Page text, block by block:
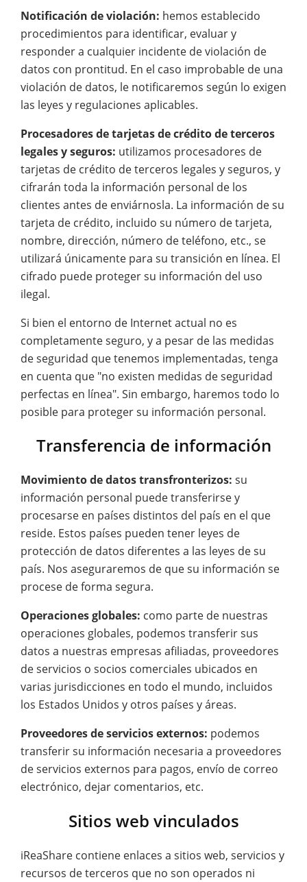
Notificación de violación: hemos establecido
procedimientos para identificar, evaluar y
responder a cualquier incidente de violación de
datos con prontitud. En el caso improbable de una
violación de datos, le notificaremos según lo exigen
las leyes y regulaciones aplicables.
Procesadores de tarjetas de crédito de terceros
legales y seguros: utilizamos procesadores de
tarjetas de crédito de terceros legales y seguros, y
cifrarán toda la información personal de los
clientes antes de enviárnosla. La información de su
tarjeta de crédito, incluido su número de tarjeta,
nombre, dirección, número de teléfono, etc., se
utilizará únicamente para su transición en línea. El
cifrado puede proteger su información del uso
ilegal.
Si bien el entorno de Internet actual no es
completamente seguro, y a pesar de las medidas
de seguridad que tenemos implementadas, tenga
en cuenta que "no existen medidas de seguridad
perfectas en línea". Sin embargo, haremos todo lo
posible para proteger su información personal.
Transferencia de información
Movimiento de datos transfronterizos: su
información personal puede transferirse y
procesarse en países distintos del país en el que
reside. Estos países pueden tener leyes de
protección de datos diferentes a las leyes de su
país. Nos aseguraremos de que su información se
procese de forma segura.
Operaciones globales: como parte de nuestras
operaciones globales, podemos transferir sus
datos a nuestras empresas afiliadas, proveedores
de servicios o socios comerciales ubicados en
varias jurisdicciones en todo el mundo, incluidos
los Estados Unidos y otros países y áreas.
Proveedores de servicios externos: podemos
transferir su información necesaria a proveedores
de servicios externos para pagos, envío de correo
electrónico, dejar comentarios, etc.
Sitios web vinculados
iReaShare contiene enlaces a sitios web, servicios y
recursos de terceros que no son operados ni